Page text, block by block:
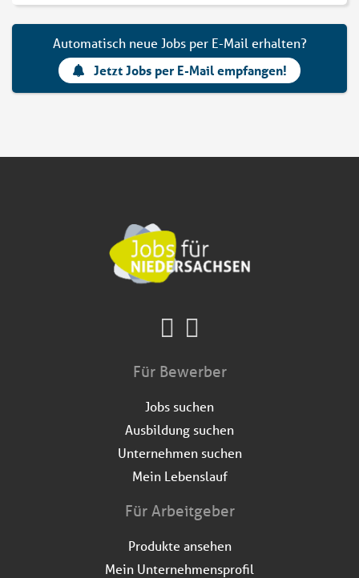
Automatisch neue Jobs per E-Mail erhalten?
Jetzt Jobs per E-Mail empfangen!
Für Bewerber
Jobs suchen
Ausbildung suchen
Unternehmen suchen
Mein Lebenslauf
Für Arbeitgeber
Produkte ansehen
Mein Unternehmensprofil